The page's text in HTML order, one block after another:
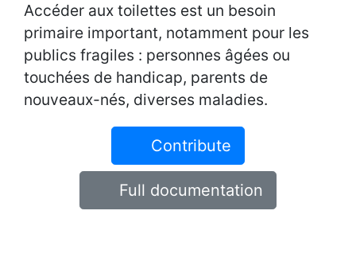
Accéder aux toilettes est un besoin
primaire important, notamment pour les
publics fragiles : personnes âgées ou
touchées de handicap, parents de
nouveaux-nés, diverses maladies.
Contribute
Full documentation